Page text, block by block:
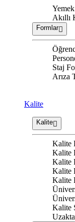
Akıllı
Formlar
Staj
Arıza
Kalite
Kalite
Kalite
Kalite
Kalite
Kalite
Kalite
Kalite